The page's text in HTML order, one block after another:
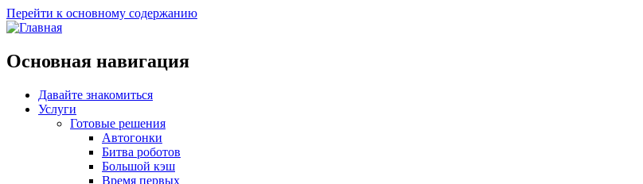
Перейти к основному содержанию
Основная навигация
Давайте знакомиться
Услуги
Готовые решения
Автогонки
Битва роботов
Большой кэш
Время первых